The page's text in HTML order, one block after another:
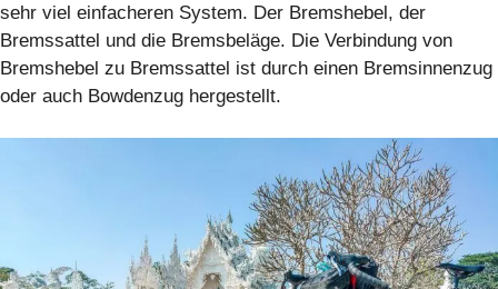
sehr viel einfacheren System. Der Bremshebel, der
Bremssattel und die Bremsbeläge. Die Verbindung von
Bremshebel zu Bremssattel ist durch einen Bremsinnenzug
oder auch Bowdenzug hergestellt.